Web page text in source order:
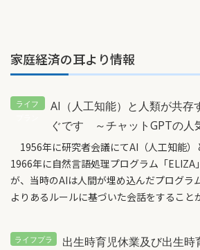
家庭経済の耳より情報
AI（人工知能）と人類が共存
ぐです ～チャットGPTの人
1956年に研究者会議にてAI（人工知能）
1966年に自然言語処理プログラム「ELIZA
が、当時のAIは人間が埋め込んだプログラ
よりあるルールに基づいた会話をすること
出生時育児休業及び出生